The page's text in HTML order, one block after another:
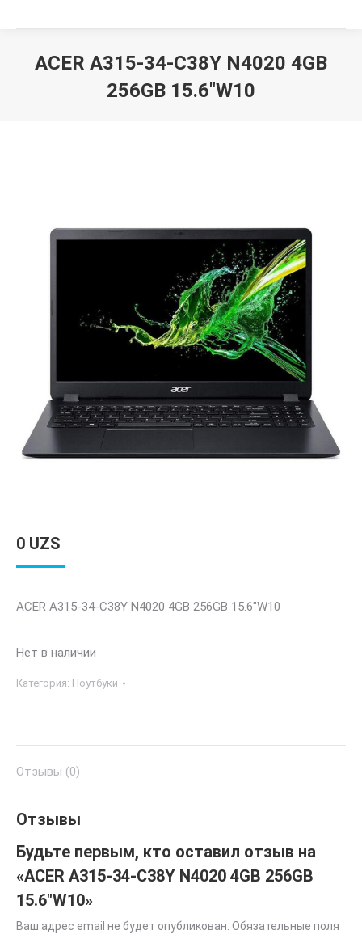
ACER A315-34-C38Y N4020 4GB
256GB 15.6″W10
0 UZS
ACER A315-34-C38Y N4020 4GB 256GB 15.6″W10
Нет в наличии
Категория: Ноутбуки
Отзывы (0)
Отзывы
Будьте первым, кто оставил отзыв на
«ACER A315-34-C38Y N4020 4GB 256GB
15.6″W10»
Ваш адрес email не будет опубликован. Обязательные поля